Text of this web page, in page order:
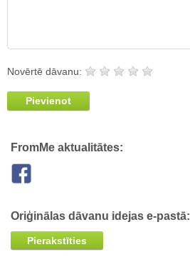
Novērtē dāvanu:
Pievienot
FromMe aktualitātes:
Oriģinālas dāvanu idejas e-pastā:
Pierakstīties